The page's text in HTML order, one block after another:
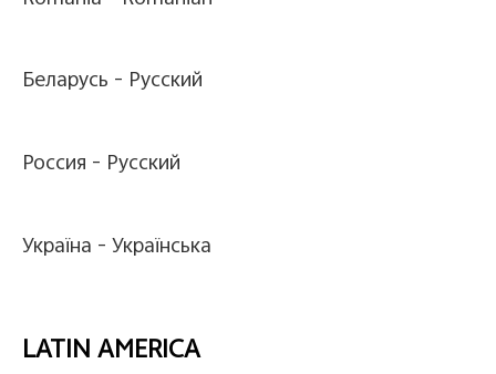
Беларусь - Pусский
Россия - Pусский
Україна -Українська
LATIN AMERICA